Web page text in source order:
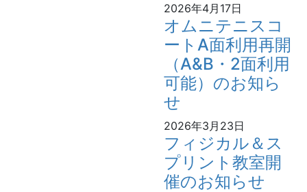
2026年4月17日
オムニテニスコ
ートA面利用再開
（A&B・2面利用
可能）のお知ら
せ
2026年3月23日
フィジカル＆ス
プリント教室開
催のお知らせ